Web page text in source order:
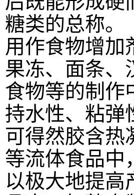
糖类的总称。
用作食物增加
果冻、面条、
食物等的制作
持水性、粘弹
可得然胶含热
等流体食品中
以极大地提高